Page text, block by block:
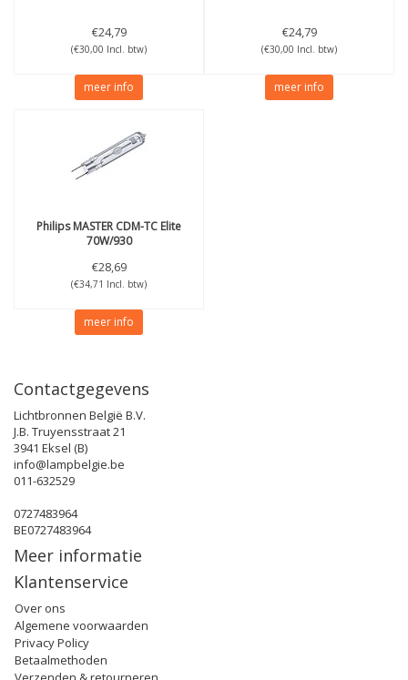
€24,79
(€30,00 Incl. btw)
meer info
€24,79
(€30,00 Incl. btw)
meer info
PhilipsMASTER CDM-TC Elite
70W/930
€28,69
(€34,71 Incl. btw)
meer info
Contactgegevens
Lichtbronnen België B.V.
J.B. Truyensstraat 21
3941 Eksel (B)
info@lampbelgie.be
011-632529
0727483964
BE0727483964
Meer informatie
Klantenservice
Over ons
Algemene voorwaarden
Privacy Policy
Betaalmethoden